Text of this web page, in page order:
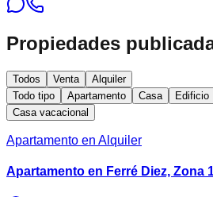
Propiedades
Todos Venta
Alquiler
Todo tipo
Apartamento Casa Edificio
Casa vacacional
Apartamento en Alquiler
Apartamento en Ferré Diez, Zona